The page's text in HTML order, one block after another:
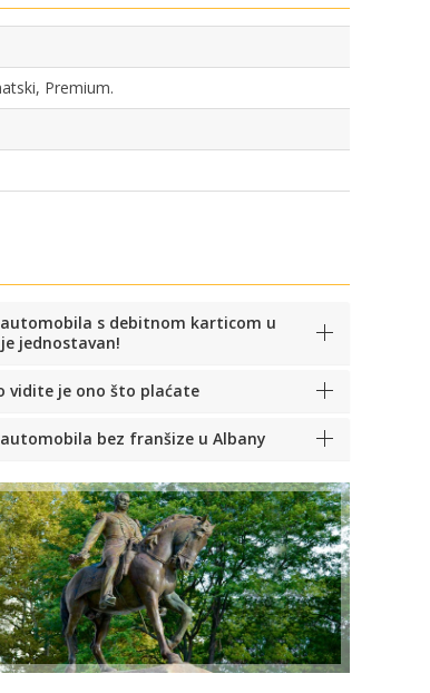
Premium.
s debitnom karticom u
jednostavan!
vidite je ono što plaćate
bez franšize u Albany